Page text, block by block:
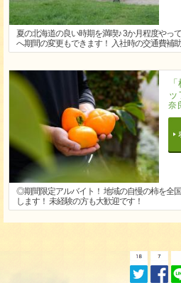
夏の北海道の良い時期を満喫♪ 3か月程度やっ
へ期間の変更もできます！ 入社時の交通費補
ッ
奈
◎期間限定アルバイト！ 地域の自慢の柿を全
します！ 未経験の方も大歓迎です！